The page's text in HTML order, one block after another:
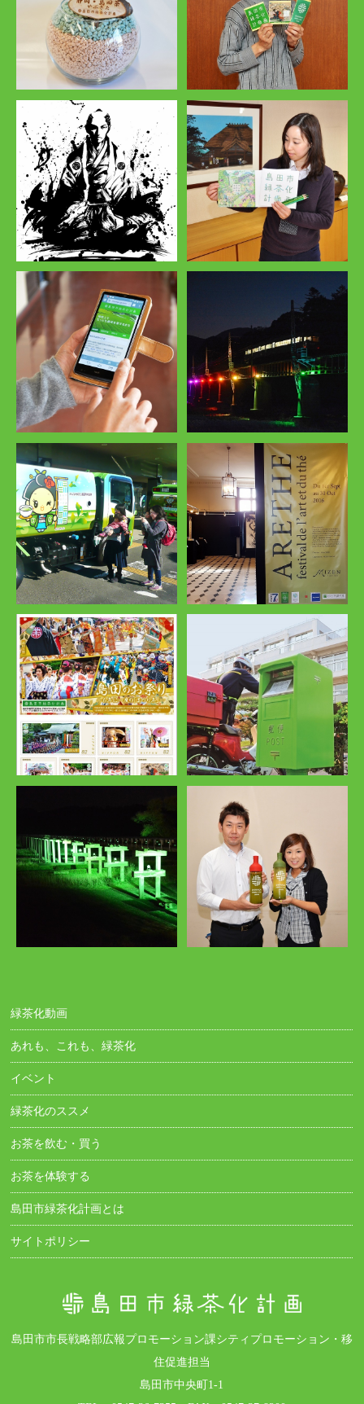
緑茶化動画
あれも、これも、緑茶化
イベント
緑茶化のススメ
お茶を飲む・買う
お茶を体験する
島田市緑茶化計画とは
サイトポリシー
島田市市長戦略部広報プロモーション課シティプロモーション・移
住促進担当
島田市中央町1-1